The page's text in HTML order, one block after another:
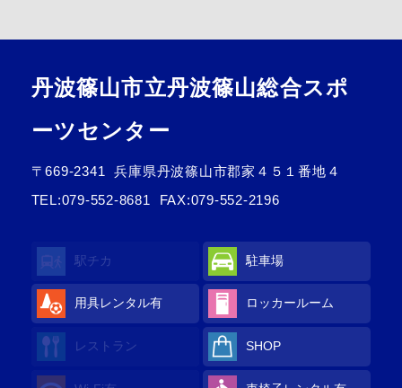
丹波篠山市立丹波篠山総合スポ
ーツセンター
〒669-2341
兵庫県丹波篠山市郡家４５１番地４
TEL:079-552-8681 FAX:079-552-2196
駅チカ 駐車場
用具レンタル有 ロッカールーム
レストラン SHOP